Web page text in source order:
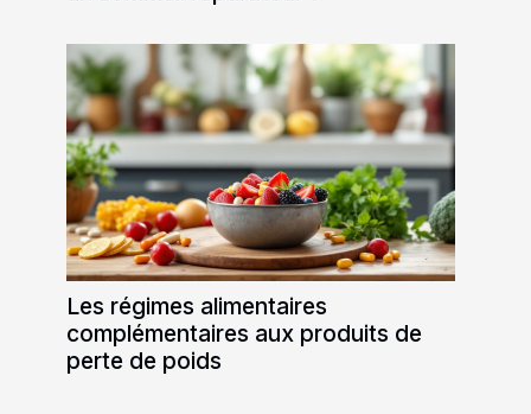
Les régimes alimentaires
complémentaires aux produits de
perte de poids